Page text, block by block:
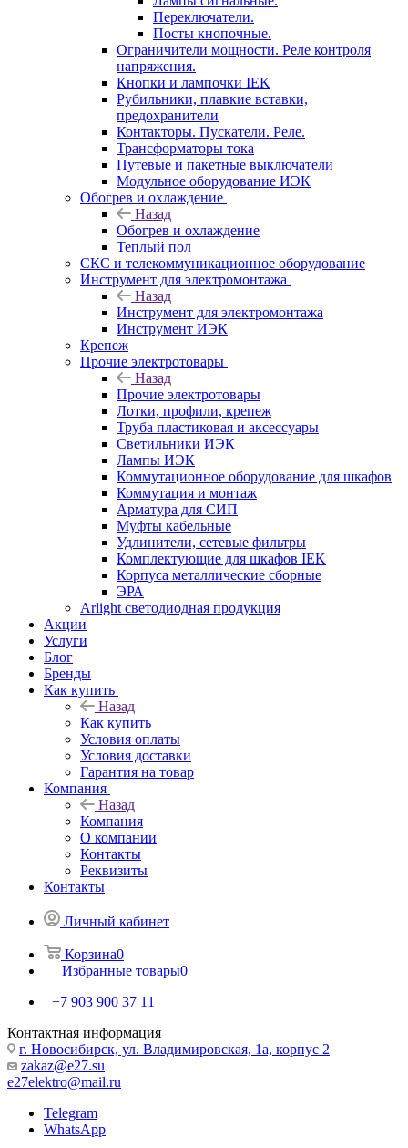
Переключатели.
Посты кнопочные.
Ограничители мощности. Реле контроля
напряжения.
Кнопки и лампочки IEK
Рубильники, плавкие вставки,
предохранители
Контакторы. Пускатели. Реле.
Трансформаторы тока
Путевые и пакетные выключатели
Модульное оборудование ИЭК
Обогрев и охлаждение
Назад
Обогрев и охлаждение
Теплый пол
СКС и телекоммуникационное оборудование
Инструмент для электромонтажа
Назад
Инструмент для электромонтажа
Инструмент ИЭК
Крепеж
Прочие электротовары
Назад
Прочие электротовары
Лотки, профили, крепеж
Труба пластиковая и аксессуары
Светильники ИЭК
Лампы ИЭК
Коммутационное оборудование для шкафов
Коммутация и монтаж
Арматура для СИП
Муфты кабельные
Удлинители, сетевые фильтры
Комплектующие для шкафов IEK
Корпуса металлические сборные
ЭРА
Arlight светодиодная продукция
Акции
Услуги
Блог
Бренды
Как купить
Назад
Как купить
Условия оплаты
Условия доставки
Гарантия на товар
Компания
Назад
Компания
О компании
Контакты
Реквизиты
Контакты
Личный кабинет
Корзина0
Избранные товары0
+7 903 900 37 11
Контактная информация
г. Новосибирск, ул. Владимировская, 1а, корпус 2
zakaz@e27.su
e27elektro@mail.ru
Telegram
WhatsApp